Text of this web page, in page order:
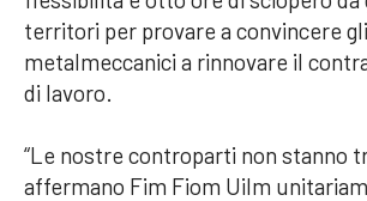
territori per provare a convincere
metalmeccanici a rinnovare il
di lavoro.
“Le nostre controparti non stanno
affermano Fim Fiom Uilm